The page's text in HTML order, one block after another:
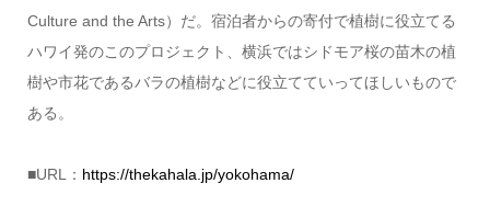
Culture and the Arts）だ。宿泊者からの寄付で植樹に役立てる
ハワイ発のこのプロジェクト、横浜ではシドモア桜の苗木の植
樹や市花であるバラの植樹などに役立てていってほしいもので
ある。
■URL： https://thekahala.jp/yokohama/